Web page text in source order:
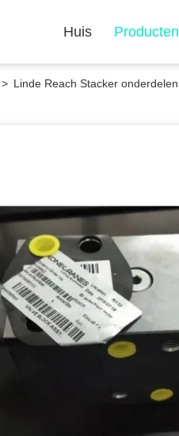
Huis Producten
> Linde Reach Stacker onderdelen